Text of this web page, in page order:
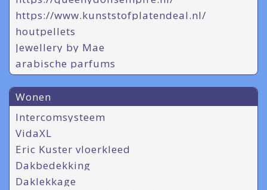
https://www.kunststofplatendeal.nl/
houtpellets
Jewellery by Mae
arabische parfums
Wonen
Intercomsysteem
VidaXL
Eric Kuster vloerkleed
Dakbedekking
Daklekkage